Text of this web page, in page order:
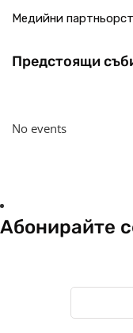
Медийни
Предстоящи
No events
Абонирайте